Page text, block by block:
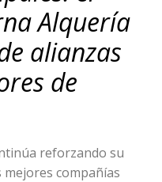
Alquería
alianzas
de
reforzando su
compañías